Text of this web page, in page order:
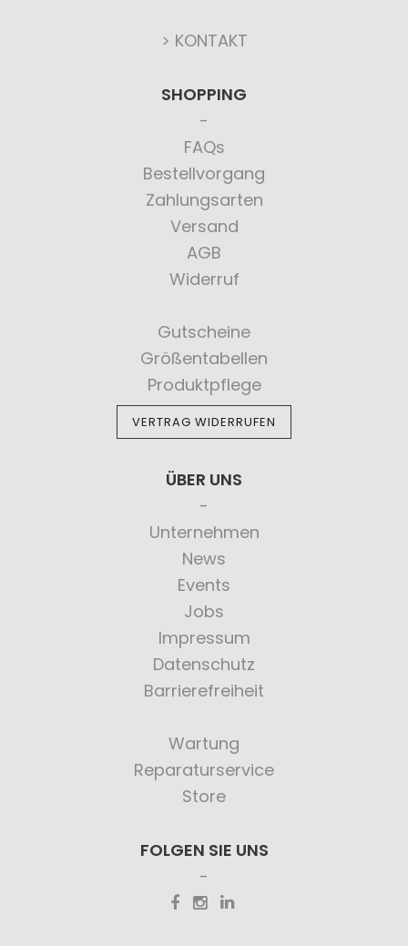
> KONTAKT
SHOPPING
FAQs
Bestellvorgang
Zahlungsarten
Versand
AGB
Widerruf
Gutscheine
Größentabellen
Produktpflege
VERTRAG WIDERRUFEN
ÜBER UNS
Unternehmen
News
Events
Jobs
Impressum
Datenschutz
Barrierefreiheit
Wartung
Reparaturservice
Store
FOLGEN SIE UNS